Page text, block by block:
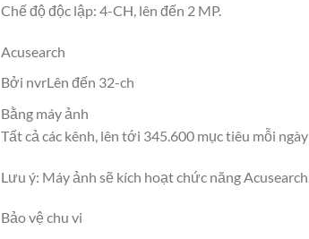
Chế độ độc lập: 4-CH, lên đến 2 MP.
Acusearch
Bởi nvrLên đến 32-ch
Bằng máy ảnh
Tất cả các kênh, lên tới 345.600 mục tiêu mỗi ngày
Lưu ý: Máy ảnh sẽ kích hoạt chức năng Acusearch.
Bảo vệ chu vi